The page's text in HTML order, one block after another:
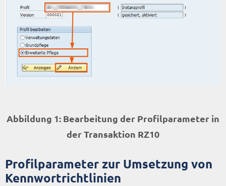
Abbildung 1: Bearbeitung der Profilparameter in
der Transaktion RZ10
Profilparameter zur Umsetzung von
Kennwortrichtlinien